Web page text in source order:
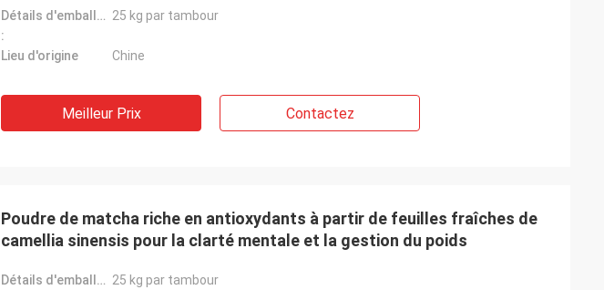
Détails d'emballage: 25 kg par tambour
:
Lieu d'origine
Chine
Meilleur Prix Contactez
Poudre de matcha riche en antioxydants à partir de feuilles fraîches de
camellia sinensis pour la clarté mentale et la gestion du poids
Détails d'emballage: 25 kg par tambour